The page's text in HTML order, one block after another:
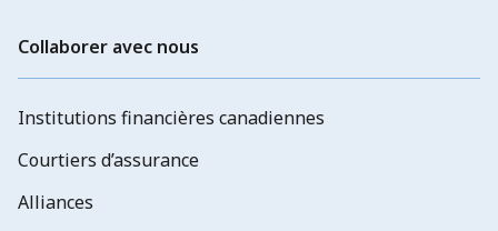
Collaborer avec nous
Institutions financières canadiennes
Courtiers d’assurance
Alliances